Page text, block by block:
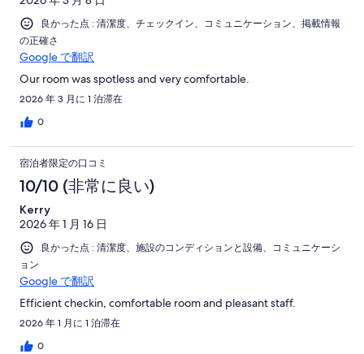
良かった点 : 清潔度、チェックイン、コミュニケーション、掲載情報
の正確さ
Google で翻訳
Our room was spotless and very comfortable.
2026 年 3 月に 1 泊滞在
0
宿泊者限定の口コミ
10/10 (非常に良い)
Kerry
2026 年 1 月 16 日
良かった点 : 清潔度、施設のコンディションと設備、コミュニケーシ
ョン
Google で翻訳
Efficient checkin, comfortable room and pleasant staff.
2026 年 1 月に 1 泊滞在
0